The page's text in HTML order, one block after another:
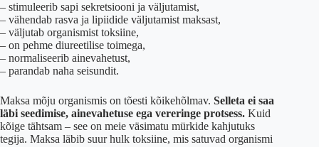
– stimuleerib sapi sekretsiooni ja väljutamist,
– vähendab rasva ja lipiidide väljutamist maksast,
– väljutab organismist toksiine,
– on pehme diureetilise toimega,
– normaliseerib ainevahetust,
– parandab naha seisundit.
Maksa mõju organismis on tõesti kõikehõlmav. Selleta ei saa
läbi seedimise, ainevahetuse ega vereringe protsess. Kuid
kõige tähtsam – see on meie väsimatu mürkide kahjutuks
tegija. Maksa läbib suur hulk toksiine, mis satuvad organismi